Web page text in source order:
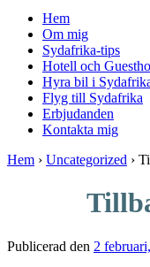
Hem
Om mig
Sydafrika-tips
Hotell och
Hyra bil i
Flyg till Sydafrika
Erbjudanden
Kontakta mig
Hem › Uncategorized ›
Publicerad den 2